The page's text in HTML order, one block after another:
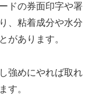
ドの券面印字や署
、粘着成分や水分
があります。
強めにやれば取れ
す。